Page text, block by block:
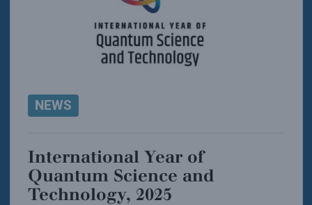
NEWS
International Year of
Quantum Science and
Technology, 2025